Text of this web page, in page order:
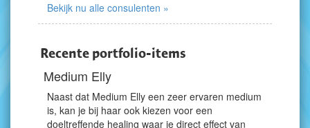
Bekijk nu alle consulenten »
Recente portfolio-items
Medium Elly
Naast dat Medium Elly een zeer ervaren medium
is, kan je bij haar ook kiezen voor een
doeltreffende healing waar je direct effect van